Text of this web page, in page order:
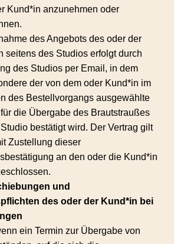
Kund*in anzunehmen oder
des Angebots des oder der
seitens des Studios erfolgt durch
des Studios per Email, in dem
der von dem oder Kund*in im
des Bestellvorgangs ausgewählte
die Übergabe des Brautstraußes
bestätigt wird. Der Vertrag gilt
Zustellung dieser
an den oder die Kund*in
und
des oder der Kund*in bei
ein Termin zur Übergabe von